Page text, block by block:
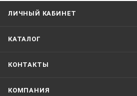
ЛИЧНЫЙ КАБИНЕТ
КАТАЛОГ
КОНТАКТЫ
КОМПАНИЯ